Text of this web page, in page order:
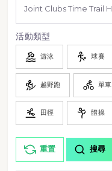
活動類型
游泳 球賽
越野跑 單車
田徑 體操
重置 搜尋